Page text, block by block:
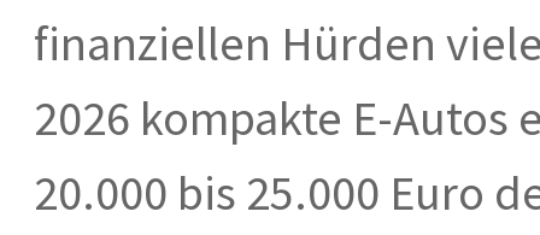
finanziellen Hürden
2026 kompakte E-
20.000 bis 25.000 Euro